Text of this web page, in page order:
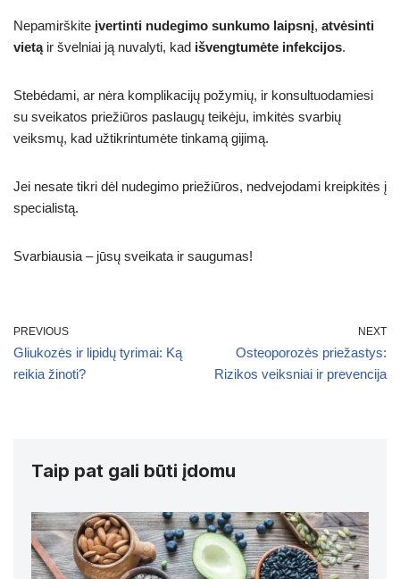
Nepamirškite įvertinti nudegimo sunkumo laipsnį, atvėsinti
vietąir švelniai ją nuvalyti, kad išvengtumėte infekcijos.
Stebėdami, ar nėra komplikacijų požymių, ir konsultuodamiesi
su sveikatos priežiūros paslaugų teikėju, imkitės svarbių
veiksmų, kad užtikrintumėte tinkamą gijimą.
Jei nesate tikri dėl nudegimo priežiūros, nedvejodami kreipkitės į
specialistą.
Svarbiausia – jūsų sveikata ir saugumas!
PREVIOUS
Gliukozės ir lipidų tyrimai: Ką
reikia žinoti?
NEXT
Osteoporozės priežastys:
Rizikos veiksniai ir prevencija
Taip pat gali būti įdomu